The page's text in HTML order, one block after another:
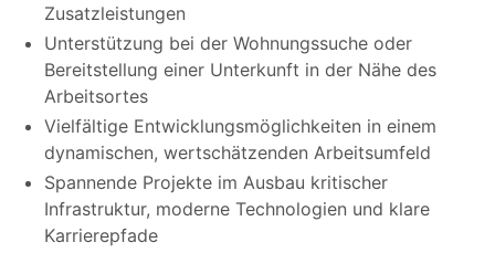
Zusatzleistungen
Unterstützung bei der Wohnungssuche oder
Bereitstellung einer Unterkunft in der Nähe des
Arbeitsortes
Vielfältige Entwicklungsmöglichkeiten in einem
dynamischen, wertschätzenden Arbeitsumfeld
Spannende Projekte im Ausbau kritischer
Infrastruktur, moderne Technologien und klare
Karrierepfade